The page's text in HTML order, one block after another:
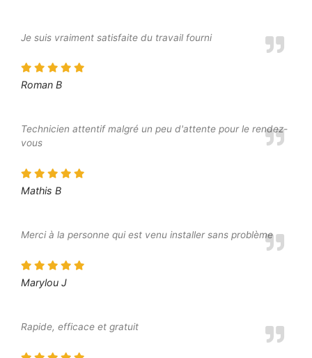
Je suis vraiment satisfaite du travail fourni
Roman B
Technicien attentif malgré un peu d'attente pour le rendez-
vous
Mathis B
Merci à la personne qui est venu installer sans problème
Marylou J
Rapide, efficace et gratuit